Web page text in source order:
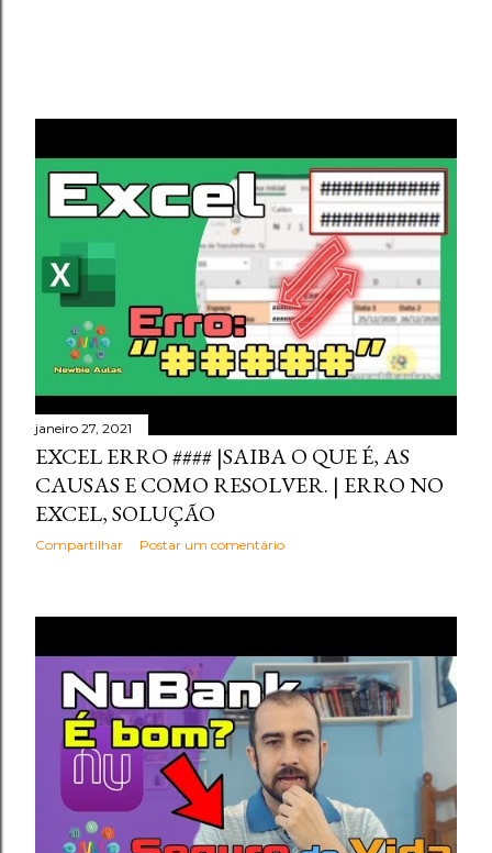
janeiro 27, 2021
EXCEL ERRO #### |SAIBA O QUE É, AS
CAUSAS E COMO RESOLVER. | ERRO NO
EXCEL, SOLUÇÃO
Compartilhar Postar um comentário